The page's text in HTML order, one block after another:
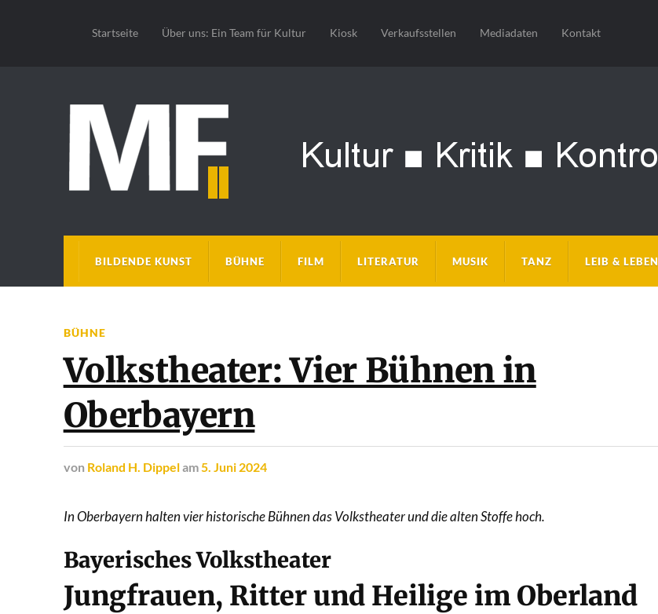
Startseite Über uns: Ein Team für Kultur Kiosk Verkaufsstellen Mediadaten Kontakt
BILDENDE KUNST BÜHNE FILM LITERATUR MUSIK TANZ LEIB & LEBEN
BÜHNE
Volkstheater: Vier Bühnen in
Oberbayern
von Roland H. Dippelam5. Juni 2024
In Oberbayern halten vier historische Bühnen das Volkstheater und die alten Stoffe hoch.
Bayerisches Volkstheater
Jungfrauen, Ritter und Heilige im Oberland